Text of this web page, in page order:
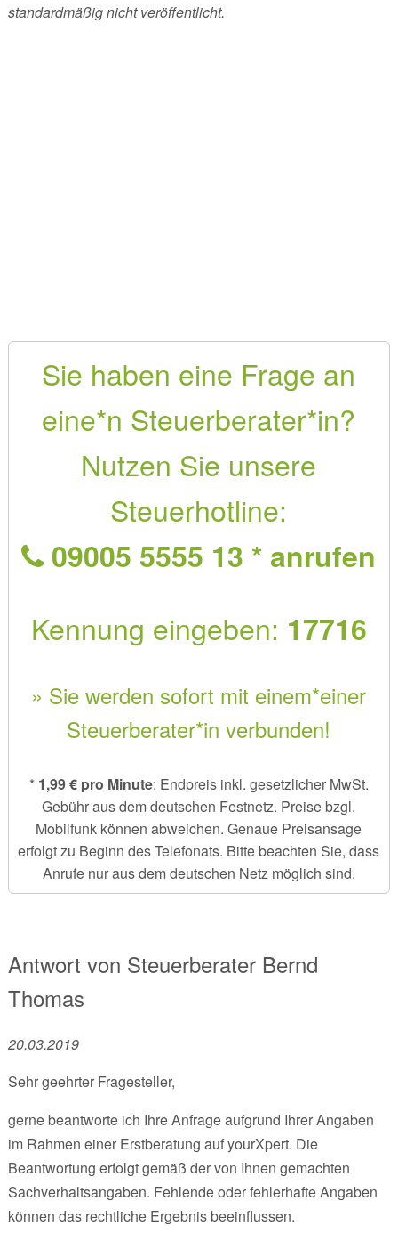
standardmäßig nicht veröffentlicht.
Sie haben eine Frage an
eine*n Steuerberater*in?
Nutzen Sie unsere
Steuerhotline:
09005 5555 13 * anrufen
Kennung eingeben: 17716
» Sie werden sofort mit einem*einer
Steuerberater*in verbunden!
* 1,99 € pro Minute: Endpreis inkl. gesetzlicher MwSt.
Gebühr aus dem deutschen Festnetz. Preise bzgl.
Mobilfunk können abweichen. Genaue Preisansage
erfolgt zu Beginn des Telefonats. Bitte beachten Sie, dass
Anrufe nur aus dem deutschen Netz möglich sind.
Antwort von Steuerberater Bernd
Thomas
20.03.2019
Sehr geehrter Fragesteller,
gerne beantworte ich Ihre Anfrage aufgrund Ihrer Angaben
im Rahmen einer Erstberatung auf yourXpert. Die
Beantwortung erfolgt gemäß der von Ihnen gemachten
Sachverhaltsangaben. Fehlende oder fehlerhafte Angaben
können das rechtliche Ergebnis beeinflussen.